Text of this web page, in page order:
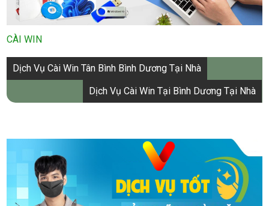
CÀI WIN
Điều
hướng
bài
Dịch Vụ Cài Win Tân Bình Bình Dương Tại Nhà
Dịch Vụ Cài Win Tại Bình Dương Tại Nhà